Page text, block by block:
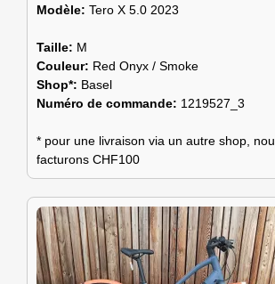
Modèle: Tero X 5.0 2023
Taille: M
Couleur: Red Onyx / Smoke
Shop*: Basel
Numéro de commande: 1219527_3
* pour une livraison via un autre shop,
facturons CHF100